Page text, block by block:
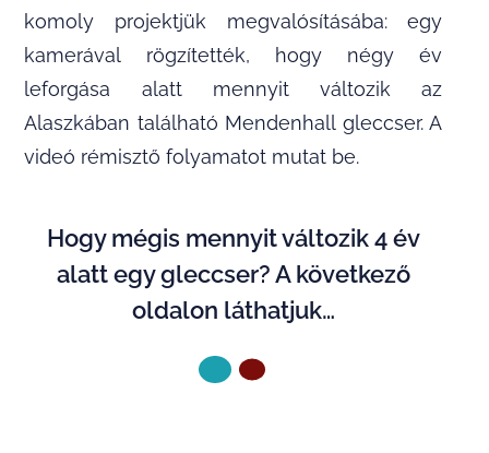
komoly projektjük megvalósításába: egy
kamerával rögzítették, hogy négy év
leforgása alatt mennyit változik az
Alaszkában található Mendenhall gleccser. A
videó rémisztő folyamatot mutat be.
Hogy mégis mennyit változik 4 év
alatt egy gleccser? A következő
oldalon láthatjuk…